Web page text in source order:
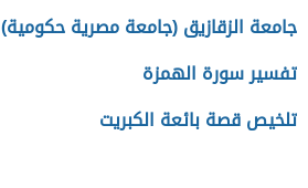
جامعة الزقازيق (جامعة مصرية حكومية)
تفسير سورة الهمزة
تلخيص قصة بائعة الكبريت